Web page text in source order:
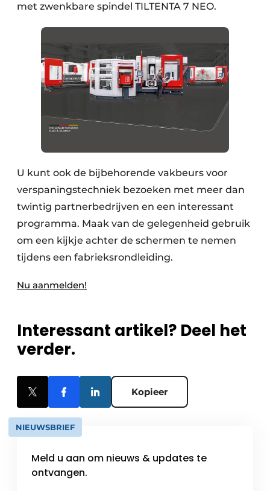
met zwenkbare spindel TILTENTA 7 NEO.
U kunt ook de bijbehorende vakbeurs voor
verspaningstechniek bezoeken met meer dan
twintig partnerbedrijven en een interessant
programma. Maak van de gelegenheid gebruik
om een kijkje achter de schermen te nemen
tijdens een fabrieksrondleiding.
Nu aanmelden!
Interessant artikel? Deel het
verder.
Kopieer
NIEUWSBRIEF
Meld u aan om nieuws & updates te
ontvangen.